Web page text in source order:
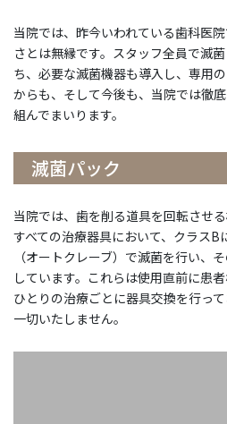
当院では、昨今いわれている歯科医
さとは無縁です。スタッフ全員で滅
ち、必要な滅菌機器も導入し、専用
からも、そして今後も、当院では徹
組んでまいります。
滅菌パック
当院では、歯を削る道具を回転させ
すべての治療器具において、クラス
（オートクレーブ）で滅菌を行い、
しています。これらは使用直前に患
ひとりの治療ごとに器具交換を行っ
一切いたしません。